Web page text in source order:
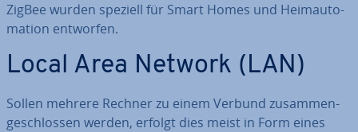
ZigBee wurden speziell für Smart Homes und Heim­au­to­
ma­ti­on entworfen.
Local Area Network (LAN)
Sollen mehrere Rechner zu einem Verbund zu­sam­men­
ge­schlos­sen werden, erfolgt dies meist in Form eines